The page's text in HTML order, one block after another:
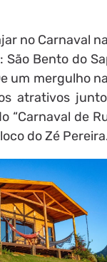
no Carnaval
São Bento do
um mergulho
atrativos
“Carnaval de
do Zé